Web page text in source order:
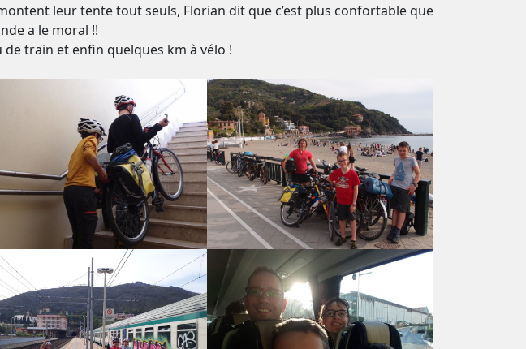
leur tente tout seuls, Florian dit que c’est plus confortable que
a le moral !!
train et enfin quelques km à vélo !